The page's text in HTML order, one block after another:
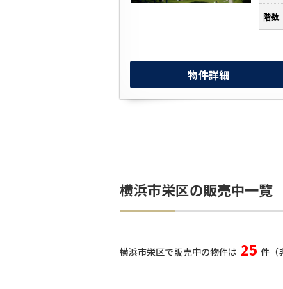
階数
物件詳細
横浜市栄区の販売中一覧
横浜市栄区で販売中の物件は 25 件（